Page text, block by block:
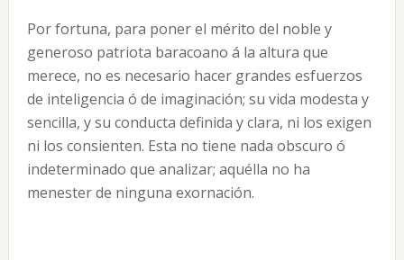
Por fortuna, para poner el mérito del noble y
generoso patriota baracoano á la altura que
merece, no es necesario hacer grandes esfuerzos
de inteligencia ó de imaginación; su vida modesta y
sencilla, y su conducta definida y clara, ni los exigen
ni los consienten. Esta no tiene nada obscuro ó
indeterminado que analizar; aquélla no ha
menester de ninguna exornación.